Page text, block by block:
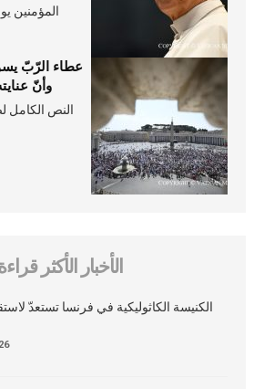
المؤمنين يوم
عطاء الرّبّ
وأنّ
النص الكامل
الأخبار الأكثر
الكنيسة الكاثوليكية في فرنسا تستعدّ